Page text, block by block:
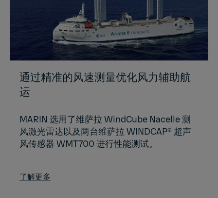
通过精准的风速测量优化风力辅助航
运
MARIN 选用了维萨拉 WindCube Nacelle 测
风激光雷达以及两台维萨拉 WINDCAP® 超声
风传感器 WMT700 进行性能测试。
了解更多